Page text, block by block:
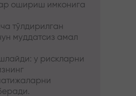
ошириш имконига
тўлдирилган
муддатсиз амал
у рискларни